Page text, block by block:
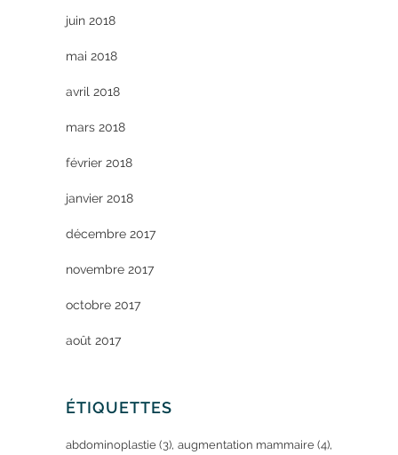
juin 2018
mai 2018
avril 2018
mars 2018
février 2018
janvier 2018
décembre 2017
novembre 2017
octobre 2017
août 2017
ÉTIQUETTES
abdominoplastie (3) augmentation mammaire (4)